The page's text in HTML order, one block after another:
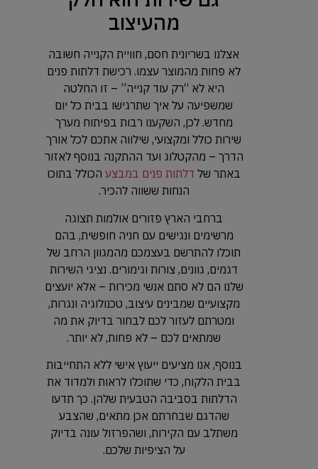
מהעיצוב
אצלנו בשריונית חסם, חוויית הקנייה חשובה
לא פחות מהמוצר עצמו. רכישת דלתות פנים
היא לא “רק עוד קנייה” – זו החלטה
שמשפיעה על איך שתרגישו בבית כל יום
מחדש. לכן, השקענו רבות בפיתוח מערך
שירות כולל ומקצועי, שילווה אתכם לכל אורך
הדרך – מהקטלוג ועד ההתקנה בנוסף לאזור
באתר של דלתות פנים במבצעהכולל בתוכו
הנחות ששווה להכיר.
ברחבי הארץ פזורים אולמות תצוגה
מרשימים ונגישים עם חניה חופשית, בהם
תוכלו להתרשם בעצמכם מהמגוון הרחב של
דגמים, גוונים, צורות וגימורים. נציגי השירות
שלנו הם לא סתם אנשי מכירות – אלא יועצים
מקצועיים שמבינים עיצוב, טכנולוגיה ונגרות,
ומטרתם לעזור לכם לבחור בדיוק את מה
שמתאים לכם – לא פחות, לא יותר.
בנוסף, אנו מציעים ייעוץ אישי ללא התחייבות
בבית הלקוח, כדי שתוכלו לראות ולמדוד את
הדלתות בסביבה הטבעית שלהן. כך תדעו
שהדגם שבחרתם אכן מתאים, שהצבע
משתלב עם הקירות, ושהפרזול עונה בדיוק
על הציפיות שלכם.